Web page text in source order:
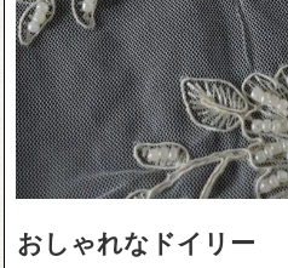
おしゃれなドイリー